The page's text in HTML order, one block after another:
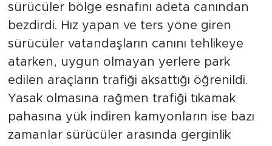
sürücüler bölge esnafını adeta canından
bezdirdi. Hız yapan ve ters yöne giren
sürücüler vatandaşların canını tehlikeye
atarken, uygun olmayan yerlere park
edilen araçların trafiği aksattığı öğrenildi.
Yasak olmasına rağmen trafiği tıkamak
pahasına yük indiren kamyonların ise bazı
zamanlar sürücüler arasında gerginlik